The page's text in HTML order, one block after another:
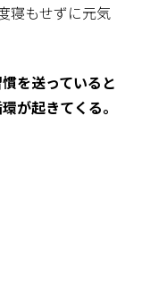
寝もせずに元気
を送っていると
が起きてくる。